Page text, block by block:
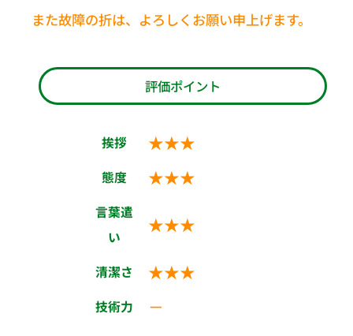
また故障の折は、よろしくお願い申上げます。
評価ポイント
挨拶 ★★★
態度 ★★★
言葉遣
い
★★★
清潔さ ★★★
技術力 －